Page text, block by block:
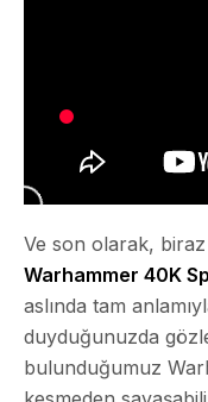
Ve son olarak,
Warhammer 40K
aslında tam
duyduğunuzda
bulunduğumuz